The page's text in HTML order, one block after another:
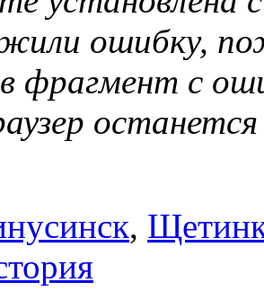
ошибку,
фрагмент с
,